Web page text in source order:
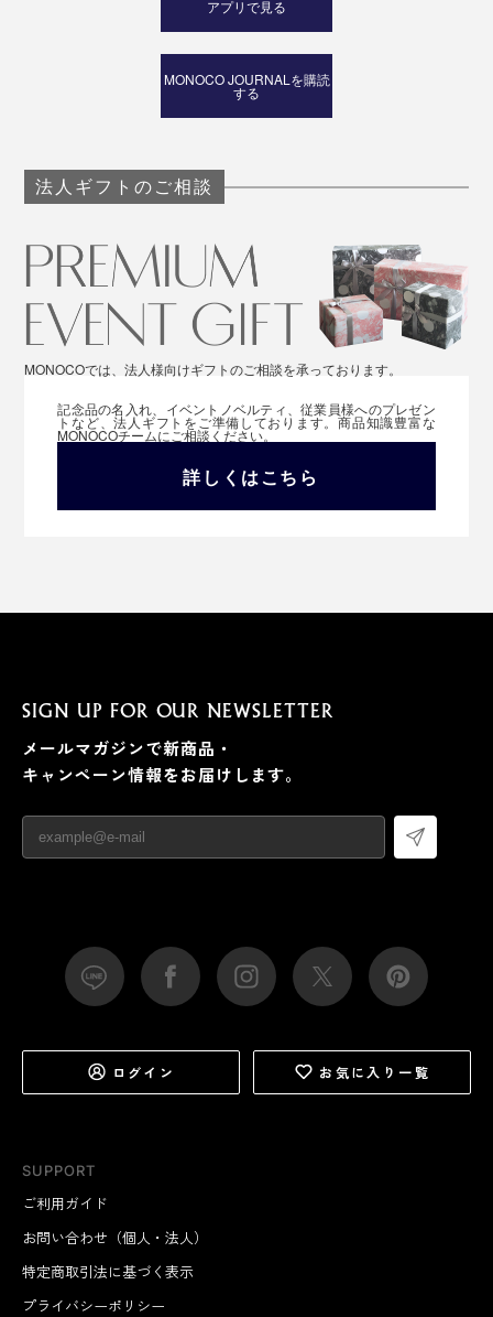
アプリで見る
MONOCO JOURNALを購読
する
法人ギフトのご相談
MONOCOでは、法人様向けギフトのご相談を承っております。
記念品の名入れ、イベントノベルティ、従業員様へのプレゼン
トなど、法人ギフトをご準備しております。商品知識豊富な
MONOCOチームにご相談ください。
詳しくはこちら
SUPPORT
ご利用ガイド
お問い合わせ（個人・法人）
特定商取引法に基づく表示
プライバシーポリシー
SIGN UP FOR OUR NEWSLETTER
メールマガジンで新商品・
キャンペーン情報をお届けします。
ログイン お気に入り一覧